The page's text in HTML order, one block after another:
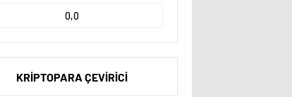
0,0
KRİPTOPARA ÇEVİRİCİ